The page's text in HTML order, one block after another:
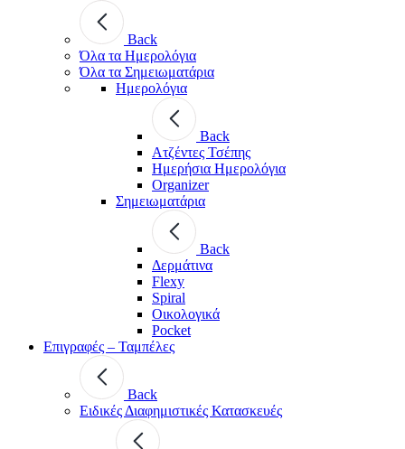
Back
Όλα τα Ημερολόγια
Όλα τα Σημειωματάρια
Ημερολόγια
Back
Ατζέντες Τσέπης
Ημερήσια Ημερολόγια
Organizer
Σημειωματάρια
Back
Δερμάτινα
Flexy
Spiral
Οικολογικά
Pocket
Επιγραφές – Ταμπέλες
Back
Ειδικές Διαφημιστικές Κατασκευές